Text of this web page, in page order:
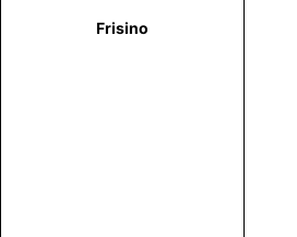
Frisino